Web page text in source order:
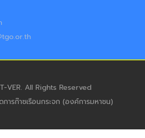
VER. All Rights Reserved
ารก๊าซเรือนกระจก (องค์การมหาชน)